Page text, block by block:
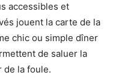
accessibles et
jouent la carte de la
chic ou simple dîner
de saluer la
de la foule.